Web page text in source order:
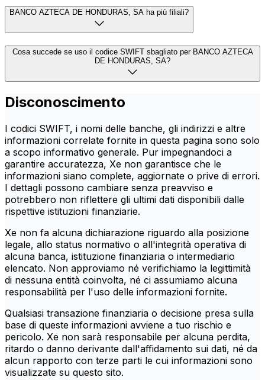
BANCO AZTECA DE HONDURAS, SA ha più filiali?
Cosa succede se uso il codice SWIFT sbagliato per BANCO AZTECA
DE HONDURAS, SA?
Disconoscimento
I codici SWIFT, i nomi delle banche, gli indirizzi e altre
informazioni correlate fornite in questa pagina sono solo
a scopo informativo generale. Pur impegnandoci a
garantire accuratezza, Xe non garantisce che le
informazioni siano complete, aggiornate o prive di errori.
I dettagli possono cambiare senza preavviso e
potrebbero non riflettere gli ultimi dati disponibili dalle
rispettive istituzioni finanziarie.
Xe non fa alcuna dichiarazione riguardo alla posizione
legale, allo status normativo o all'integrità operativa di
alcuna banca, istituzione finanziaria o intermediario
elencato. Non approviamo né verifichiamo la legittimità
di nessuna entità coinvolta, né ci assumiamo alcuna
responsabilità per l'uso delle informazioni fornite.
Qualsiasi transazione finanziaria o decisione presa sulla
base di queste informazioni avviene a tuo rischio e
pericolo. Xe non sarà responsabile per alcuna perdita,
ritardo o danno derivante dall'affidamento sui dati, né da
alcun rapporto con terze parti le cui informazioni sono
visualizzate su questo sito.